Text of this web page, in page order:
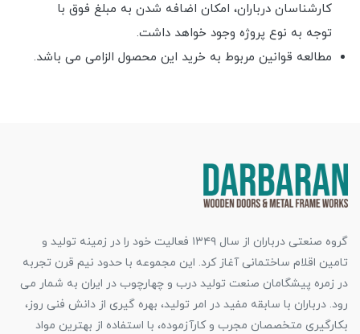
کارشناسان درباران، امکان اضافه شدن به مبلغ فوق با
توجه به نوع پروژه وجود خواهد داشت.
مطالعه قوانین مربوط به خرید این محصول الزامی می باشد.
گروه صنعتی درباران از سال ۱۳۴۹ فعالیت خود را در زمینه تولید و
تامین اقلام ساختمانی آغاز کرد. این مجموعه با حدود نیم قرن تجربه
در زمره پیشگامان صنعت تولید درب و چهارچوب در ایران به شمار می
رود. درباران با سابقه مفید در امر تولید، بهره گیری از دانش فنی روز،
بکارگیری متخصصان مجرب و کارآزموده، با استفاده از بهترین مواد